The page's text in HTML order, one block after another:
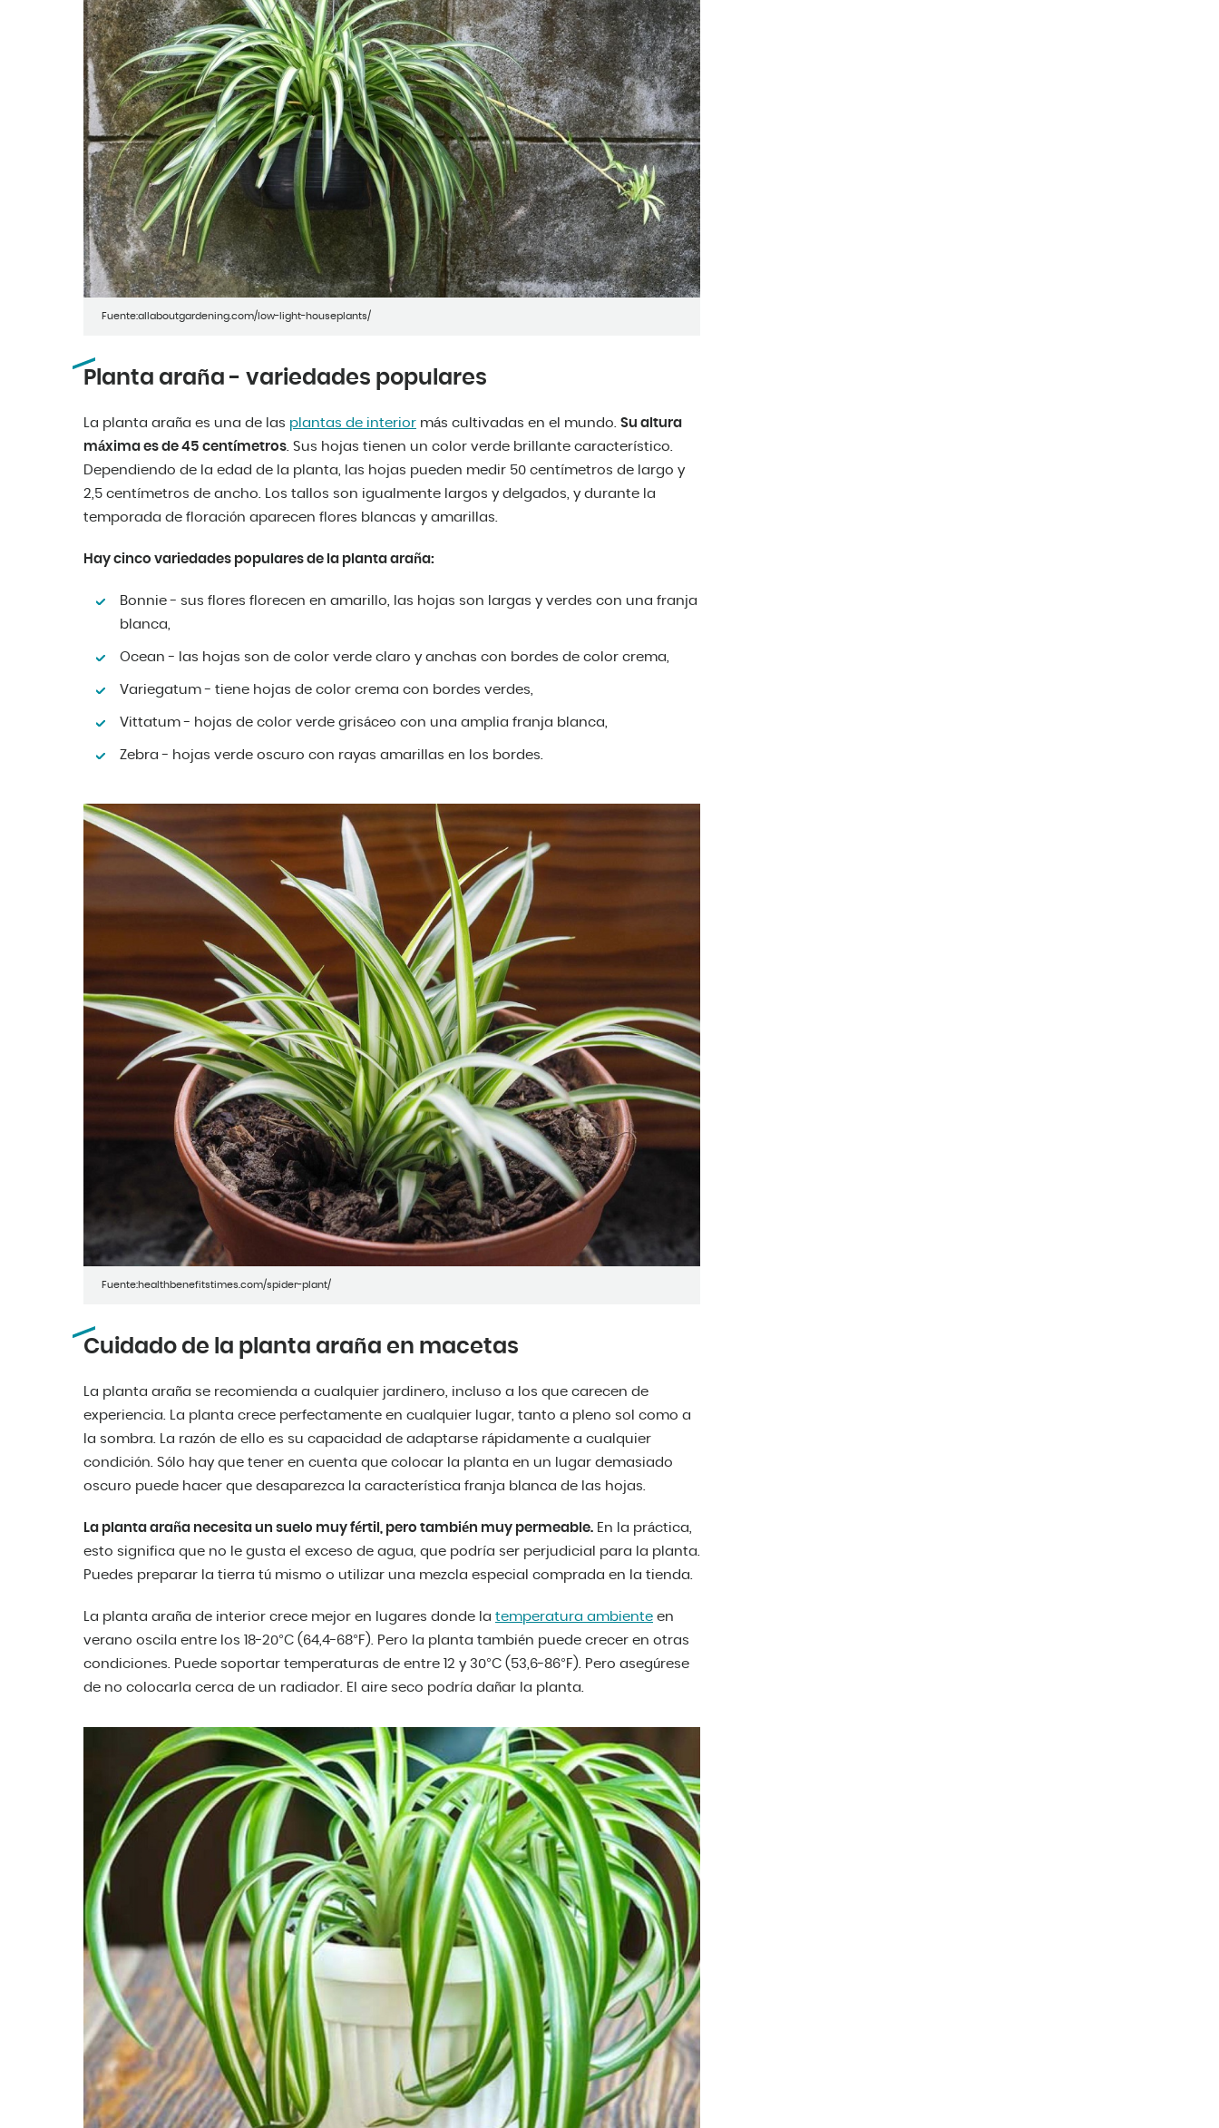
Fuente:allaboutgardening.com/low-light-houseplants/
Planta araña - variedades populares
La planta araña es una de las plantas de interior más cultivadas en el mundo. Su altura
máxima es de 45 centímetros. Sus hojas tienen un color verde brillante característico.
Dependiendo de la edad de la planta, las hojas pueden medir 50 centímetros de largo y
2,5 centímetros de ancho. Los tallos son igualmente largos y delgados, y durante la
temporada de floración aparecen flores blancas y amarillas.
Hay cinco variedades populares de la planta araña:
Bonnie - sus flores florecen en amarillo, las hojas son largas y verdes con una franja
blanca,
Ocean - las hojas son de color verde claro y anchas con bordes de color crema,
Variegatum - tiene hojas de color crema con bordes verdes,
Vittatum - hojas de color verde grisáceo con una amplia franja blanca,
Zebra - hojas verde oscuro con rayas amarillas en los bordes.
Fuente:healthbenefitstimes.com/spider-plant/
Cuidado de la planta araña en macetas
La planta araña se recomienda a cualquier jardinero, incluso a los que carecen de
experiencia. La planta crece perfectamente en cualquier lugar, tanto a pleno sol como a
la sombra. La razón de ello es su capacidad de adaptarse rápidamente a cualquier
condición. Sólo hay que tener en cuenta que colocar la planta en un lugar demasiado
oscuro puede hacer que desaparezca la característica franja blanca de las hojas.
La planta araña necesita un suelo muy fértil, pero también muy permeable. En la práctica,
esto significa que no le gusta el exceso de agua, que podría ser perjudicial para la planta.
Puedes preparar la tierra tú mismo o utilizar una mezcla especial comprada en la tienda.
La planta araña de interior crece mejor en lugares donde la temperatura ambiente en
verano oscila entre los 18-20°C (64,4-68°F). Pero la planta también puede crecer en otras
condiciones. Puede soportar temperaturas de entre 12 y 30°C (53,6-86°F). Pero asegúrese
de no colocarla cerca de un radiador. El aire seco podría dañar la planta.